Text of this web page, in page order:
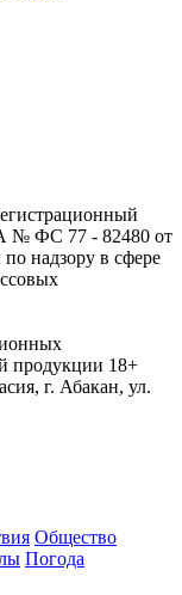
№ ФС 77 - 82480 от
надзору в сфере
продукции 18+
г. Абакан, ул.
Общество
Погода